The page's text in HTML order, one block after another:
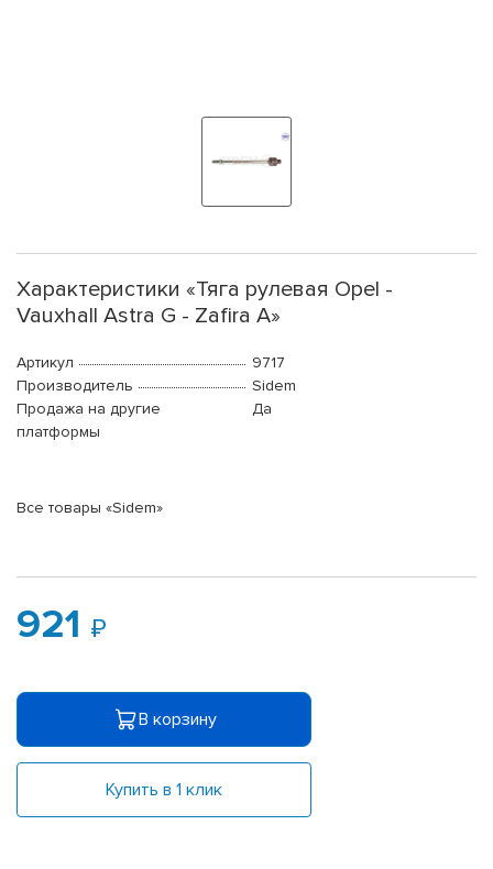
Характеристики «Тяга рулевая Opel -
Vauxhall Astra G - Zafira A»
Артикул
9717
Производитель
Sidem
Продажа на другие
платформы
Да
Все товары «Sidem»
921
В корзину
Купить в 1 клик